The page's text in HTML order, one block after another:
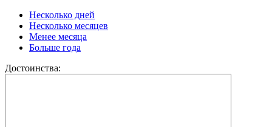
Несколько дней
Несколько месяцев
Менее месяца
Больше года
Достоинства: